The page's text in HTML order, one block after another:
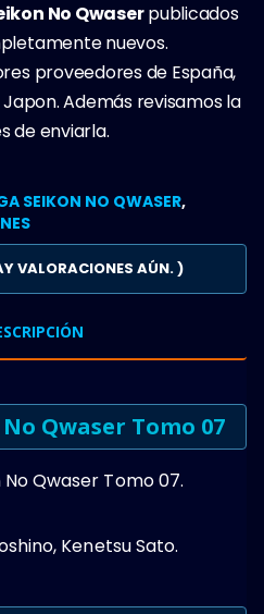
No Qwaserpublicados
nuevos.
proveedores de España,
Japon. Además revisamos la
de enviarla.
SEIKON NO QWASER,
VALORACIONES AÚN. )
Qwaser Tomo 07
Qwaser Tomo 07.
Kenetsu Sato.